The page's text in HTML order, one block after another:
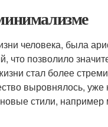
человека, была
что позволило
стал более
выровнялось, уже
стили,